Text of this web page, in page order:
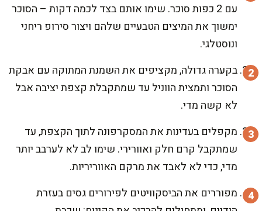
עם 2 כפות סוכר. שימו אותם בצד לכמה דקות – הסוכר
ימשוך את המיצים הטבעיים שלהם ויצור סירופ ריחני
ונוסטלגי.
בקערה גדולה, מקציפים את השמנת המתוקה עם אבקת
הסוכר ותמצית הווניל עד שמתקבלת קצפת יציבה אבל
לא קשה מדי.
מקפלים בעדינות את המסקרפונה לתוך הקצפת, עד
שמתקבל קרם חלק ואוורירי. שימו לב לא לערבב יותר
מדי, כדי לא לאבד את מרקם האווריריות.
מפוררים את הביסקוויטים לפירורים גסים בעזרת